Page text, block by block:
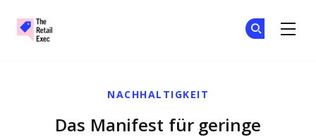
NACHHALTIGKEIT
Das Manifest für geringe